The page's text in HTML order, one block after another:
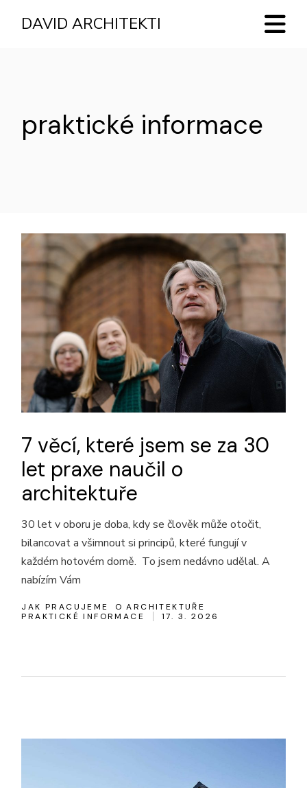
DAVID ARCHITEKTI
praktické informace
7 věcí, které jsem se za 30
let praxe naučil o
architektuře
30 let v oboru je doba, kdy se člověk může otočit,
bilancovat a všimnout si principů, které fungují v
každém hotovém domě. To jsem nedávno udělal. A
nabízím Vám
JAK PRACUJEME
O ARCHITEKTUŘE
PRAKTICKÉ INFORMACE
17. 3. 2026